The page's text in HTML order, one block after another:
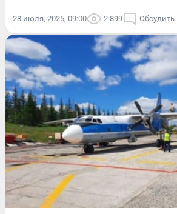
28 июля, 2025, 09:00 2 899 Обсудить